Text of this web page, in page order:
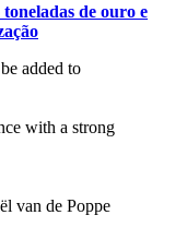
de ouro e
added to
with a strong
van de Poppe